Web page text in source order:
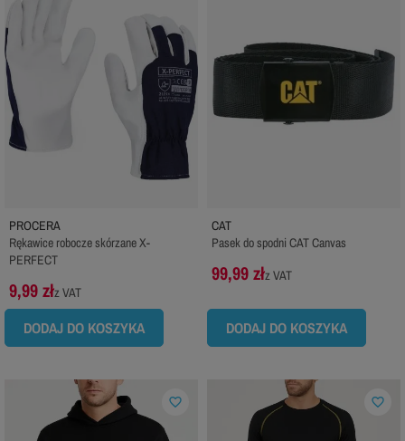
PROCERA
Rękawice robocze skórzane X-
PERFECT
9,99 złz VAT
DODAJ DO KOSZYKA
CAT
Pasek do spodni CAT Canvas
99,99 złz VAT
DODAJ DO KOSZYKA
favorite_border favorite_border